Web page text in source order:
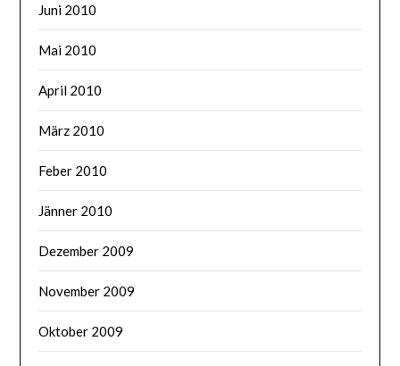
Juni 2010
Mai 2010
April 2010
März 2010
Feber 2010
Jänner 2010
Dezember 2009
November 2009
Oktober 2009